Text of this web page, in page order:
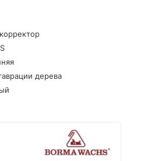
дерева